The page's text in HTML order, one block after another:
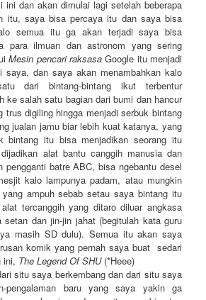
ini dan akan dimulai lagi setelah beberapa
itu, saya bisa percaya itu dan saya bisa
semua itu ga akan terjadi saya bisa
para ilmuan dan astronom yang sering
Mesin pencari raksasaGoogle itu menjadi
saya, dan saya akan menambahkan kalo
dari bintang-bintang ikut terbentur
ke salah satu bagian dari bumi dan hancur
trus digiling hingga menjadi serbuk bintang
jualan jamu biar lebih kuat katanya, yang
bintang itu bisa menjadikan seorang itu
alat bantu canggih manusia dan
pengganti batre ABC, bisa ngebantu desel
kalo lampunya padam, atau mungkin
ampuh sebab setau saya bintang itu
tercanggih yang ditaro diluar angkasa
setan dan jin-jin jahat (begitulah kata guru
masih SD dulu). Semua itu akan saya
komik yang pernah saya buat sedari
ini, The Legend Of SHU (*Heee)
situ saya berkembang dan dari situ saya
pengalaman baru yang saya yakin ga